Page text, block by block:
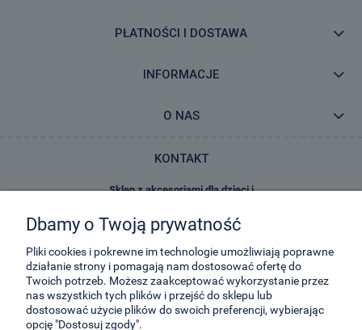
PŁATNOŚCI I DOSTAWA
INFORMACJE
O NAS
KONTAKT
Sklep z akcesoriami dla dzieci i
29-Listopada 8
32-050 Skawina
kontakt@e-kidsplanet.com
+48 666-414-390
Dbamy o Twoją prywatność
Pliki cookies i pokrewne im technologie umożliwiają poprawne
działanie strony i pomagają nam dostosować ofertę do
Twoich potrzeb. Możesz zaakceptować wykorzystanie przez
nas wszystkich tych plików i przejść do sklepu lub
dostosować użycie plików do swoich preferencji, wybierając
opcję "Dostosuj zgody".